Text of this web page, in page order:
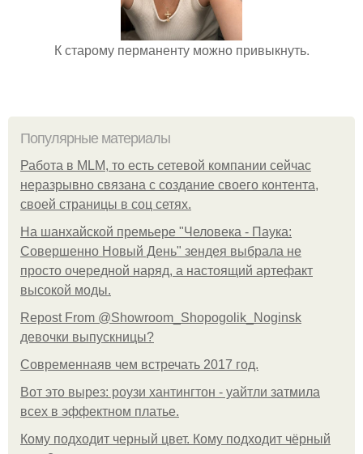
К старому перманенту можно привыкнуть.
Популярные материалы
Работа в MLM, то есть сетевой компании сейчас
неразрывно связана с создание своего контента,
своей страницы в соц сетях.
На шанхайской премьере "Человека - Паука:
Совершенно Новый День" зендея выбрала не
просто очередной наряд, а настоящий артефакт
высокой моды.
Repost From @Showroom_Shopogolik_Noginsk
девочки выпускницы?
Современнаяв чем встречать 2017 год.
Вот это вырез: роузи хантингтон - уайтли затмила
всех в эффектном платьe.
Кому подходит черный цвет. Кому подходит чёрный